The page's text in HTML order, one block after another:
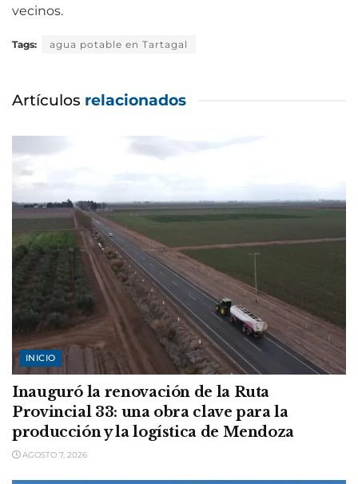
vecinos.
Tags: agua potable en Tartagal
Artículos relacionados
INICIO
Inauguró la renovación de la Ruta
Provincial 33: una obra clave para la
producción y la logística de Mendoza
AGOSTO 7, 2026